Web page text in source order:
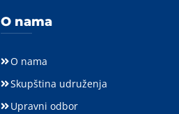
O nama
O nama
Skupština udruženja
Upravni odbor